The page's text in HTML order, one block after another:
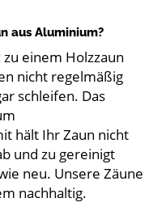
aus Aluminium?
zu einem Holzzaun
nicht regelmäßig
schleifen. Das
hält Ihr Zaun nicht
und zu gereinigt
neu. Unsere Zäune
nachhaltig.